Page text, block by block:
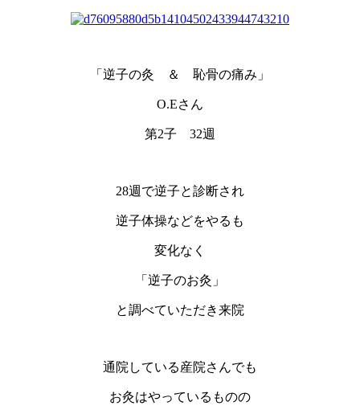
「逆子の灸 ＆ 恥骨の痛み」
O.Eさん
第2子 32週
28週で逆子と診断され
逆子体操などをやるも
変化なく
「逆子のお灸」
と調べていただき来院
通院している産院さんでも
お灸はやっているものの